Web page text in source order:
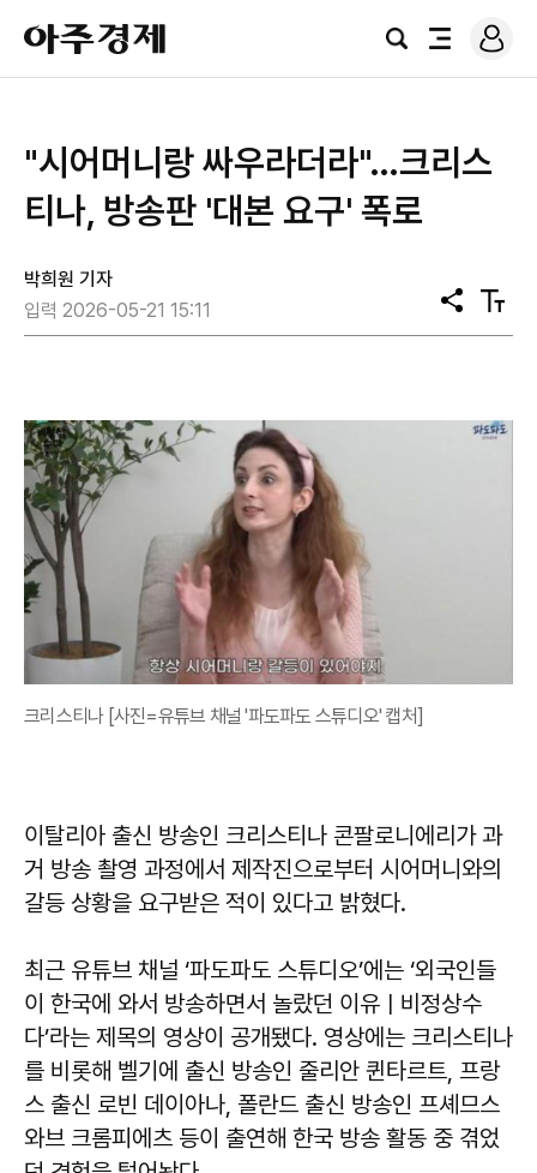
아
주
경
검
전
로
그
"시어머니랑 싸우라더라"…크리스
티나, 방송판 '대본 요구' 폭로
박희원 기자
입력 2026-05-21 15:11
공
유
텍
스
크리스티나 [사진=유튜브 채널 '파도파도 스튜디오' 캡처]
이탈리아 출신 방송인 크리스티나 콘팔로니에리가 과
거 방송 촬영 과정에서 제작진으로부터 시어머니와의
갈등 상황을 요구받은 적이 있다고 밝혔다.
최근 유튜브 채널 ‘파도파도 스튜디오’에는 ‘외국인들
이 한국에 와서 방송하면서 놀랐던 이유ㅣ비정상수
다’라는 제목의 영상이 공개됐다. 영상에는 크리스티나
를 비롯해 벨기에 출신 방송인 줄리안 퀸타르트, 프랑
스 출신 로빈 데이아나, 폴란드 출신 방송인 프셰므스
와브 크롬피에츠 등이 출연해 한국 방송 활동 중 겪었